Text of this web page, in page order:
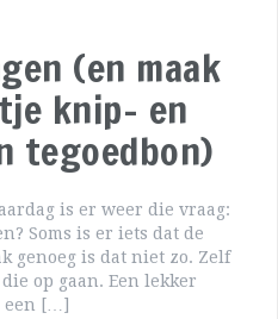
(en maak
knip- en
tegoedbon)
is er weer die vraag:
Soms is er iets dat de
genoeg is dat niet zo. Zelf
op gaan. Een lekker
een […]